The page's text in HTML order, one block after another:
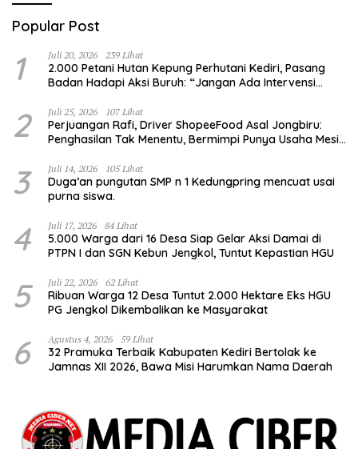
Popular Post
1 Juli 20, 2026 239 Lihat
2.000 Petani Hutan Kepung Perhutani Kediri, Pasang
Badan Hadapi Aksi Buruh: “Jangan Ada Intervensi
2 Juli 25, 2026 107 Lihat
Perjuangan Rafi, Driver ShopeeFood Asal Jongbiru:
Penghasilan Tak Menentu, Bermimpi Punya Usaha Mesin
3 Juli 14, 2026 105 Lihat
Duga’an pungutan SMP n 1 Kedungpring mencuat usai
purna siswa.
4 Juli 17, 2026 84 Lihat
5.000 Warga dari 16 Desa Siap Gelar Aksi Damai di
PTPN I dan SGN Kebun Jengkol, Tuntut Kepastian HGU
5 Juli 22, 2026 62 Lihat
Ribuan Warga 12 Desa Tuntut 2.000 Hektare Eks HGU
PG Jengkol Dikembalikan ke Masyarakat
6 Agustus 4, 2026 59 Lihat
32 Pramuka Terbaik Kabupaten Kediri Bertolak ke
Jamnas XII 2026, Bawa Misi Harumkan Nama Daerah